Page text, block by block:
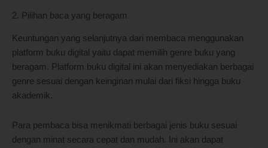
2. Pilihan baca yang beragam
Keuntungan yang selanjutnya dari membaca menggunakan
platform buku digital yaitu dapat memilih genre buku yang
beragam. Platform buku digital ini akan menyediakan berbagai
genre sesuai dengan keinginan mulai dari fiksi hingga buku
akademik.
Para pembaca bisa menikmati berbagai jenis buku sesuai
dengan minat secara cepat dan mudah. Ini akan dapat